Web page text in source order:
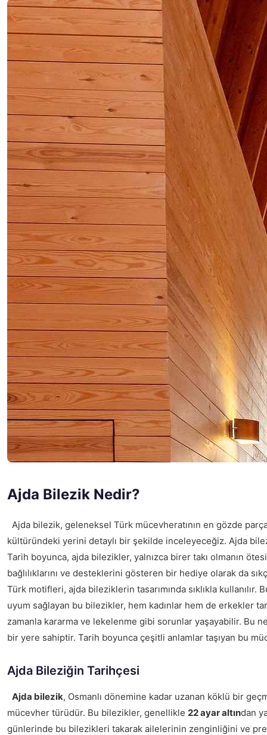
Ajda Bilezik Nedir?
Ajda bilezik, geleneksel Türk mücevheratının en gözde
kültüründeki yerini detaylı bir şekilde inceleyeceğiz. Ajda
Tarih boyunca, ajda bilezikler, yalnızca birer takı olmanın
bağlılıklarını ve desteklerini gösteren bir hediye olarak da
Türk motifleri, ajda bileziklerin tasarımında sıklıkla
uyum sağlayan bu bilezikler, hem kadınlar hem de erkekler
zamanla kararma ve lekelenme gibi sorunlar yaşayabilir. Bu
bir yere sahiptir. Tarih boyunca çeşitli anlamlar taşıyan bu
Ajda Bileziğin Tarihçesi
Ajda bilezik, Osmanlı dönemine kadar uzanan köklü bir
mücevher türüdür. Bu bilezikler, genellikle 22 ayar altından
günlerinde bu bilezikleri takarak ailelerinin zenginliğini ve